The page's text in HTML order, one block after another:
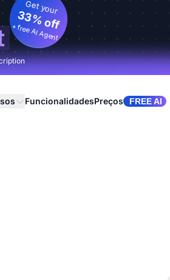
Get your
33% off
+ free AI Agent
FuncionalidadesPreços FREE AI